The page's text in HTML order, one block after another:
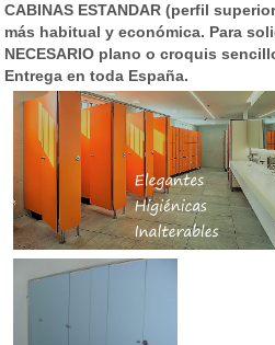
CABINAS ESTANDAR (perfil
más habitual y económica. Para
NECESARIO plano o croquis
Entrega en toda España.